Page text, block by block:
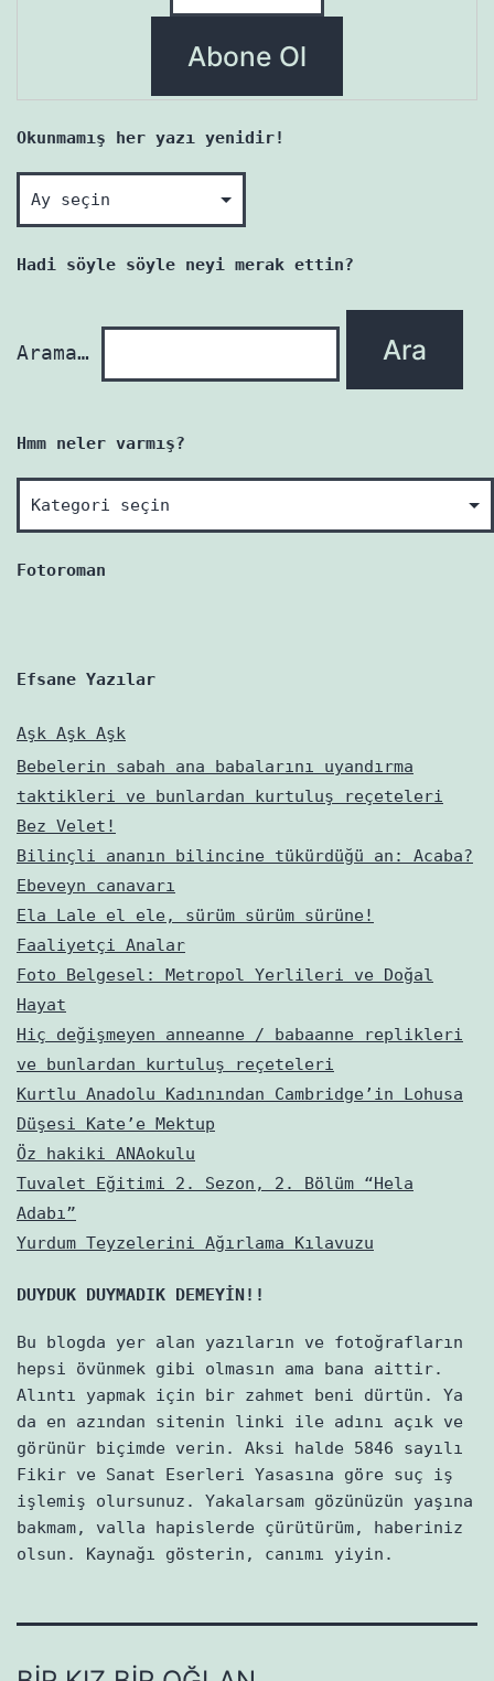
Okunmamış her yazı yenidir!
Okunmamış
her
yazı
Hadi söyle söyle neyi merak ettin?
Arama…
Hmm neler varmış?
Hmm
neler
varmış?
Fotoroman
Efsane Yazılar
Aşk Aşk Aşk
Bebelerin sabah ana babalarını uyandırma
taktikleri ve bunlardan kurtuluş reçeteleri
Bez Velet!
Bilinçli ananın bilincine tükürdüğü an: Acaba?
Ebeveyn canavarı
Ela Lale el ele, sürüm sürüm sürüne!
Faaliyetçi Analar
Foto Belgesel: Metropol Yerlileri ve Doğal
Hayat
Hiç değişmeyen anneanne / babaanne replikleri
ve bunlardan kurtuluş reçeteleri
Kurtlu Anadolu Kadınından Cambridge’in Lohusa
Düşesi Kate’e Mektup
Öz hakiki ANAokulu
Tuvalet Eğitimi 2. Sezon, 2. Bölüm “Hela
Adabı”
Yurdum Teyzelerini Ağırlama Kılavuzu
DUYDUK DUYMADIK DEMEYİN!!
Bu blogda yer alan yazıların ve fotoğrafların
hepsi övünmek gibi olmasın ama bana aittir.
Alıntı yapmak için bir zahmet beni dürtün. Ya
da en azından sitenin linki ile adını açık ve
görünür biçimde verin. Aksi halde 5846 sayılı
Fikir ve Sanat Eserleri Yasasına göre suç iş
işlemiş olursunuz. Yakalarsam gözünüzün yaşına
bakmam, valla hapislerde çürütürüm, haberiniz
olsun. Kaynağı gösterin, canımı yiyin.